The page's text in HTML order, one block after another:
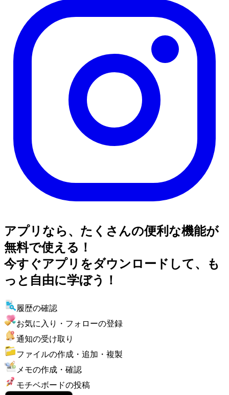
アプリなら、たくさんの便利な機能が
無料で使える！
今すぐアプリをダウンロードして、も
っと自由に学ぼう！
履歴の確認
お気に入り・フォローの登録
通知の受け取り
ファイルの作成・追加・複製
メモの作成・確認
モチベボードの投稿